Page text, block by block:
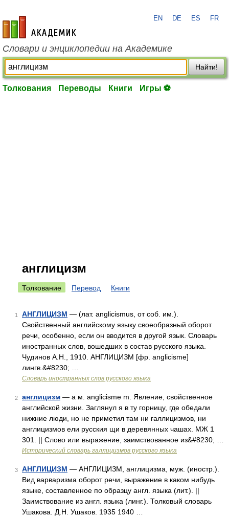
academic.ru
EN DE ES FR
Словари и энциклопедии на Академике
Найти!
Толкования Переводы Книги Игры ⚽
англицизм
Толкование Перевод Книги
1 АНГЛИЦИЗМ — (лат. anglicismus, от соб. им.).
Свойственный английскому языку своеобразный оборот
речи, особенно, если он вводится в другой язык. Словарь
иностранных слов, вошедших в состав русского языка.
Чудинов А.Н., 1910. АНГЛИЦИЗМ [фр. anglicisme]
лингв.&#8230; …
Словарь иностранных слов русского языка
2 англицизм — а м. anglicisme m. Явление, свойственное
английской жизни. Заглянул я в ту горницу, где обедали
нижние люди, но не приметил там ни галлицизмов, ни
англицизмов ели русския щи в деревянных чашах. МЖ 1
301. || Слово или выражение, заимствованное из&#8230; …
Исторический словарь галлицизмов русского языка
3 АНГЛИЦИЗМ — АНГЛИЦИЗМ, англицизма, муж. (иностр.).
Вид варваризма оборот речи, выражение в каком нибудь
языке, составленное по образцу англ. языка (лит.). ||
Заимствование из англ. языка (линг.). Толковый словарь
Ушакова. Д.Н. Ушаков. 1935 1940 …